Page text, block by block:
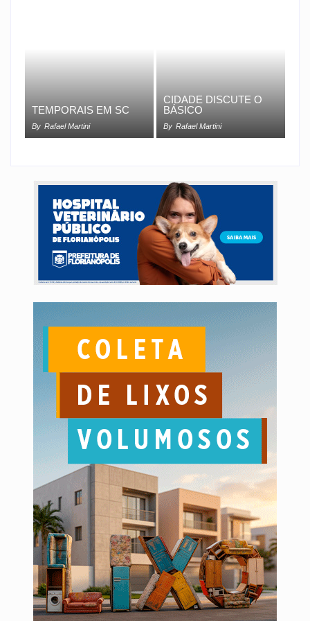
TEMPORAIS EM SC
By Rafael Martini
CIDADE DISCUTE O
BÁSICO
By Rafael Martini